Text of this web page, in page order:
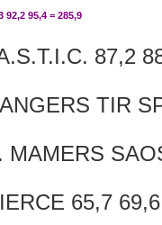
92,2 95,4 = 285,9
87,2
TIR
MAMERS
65,7